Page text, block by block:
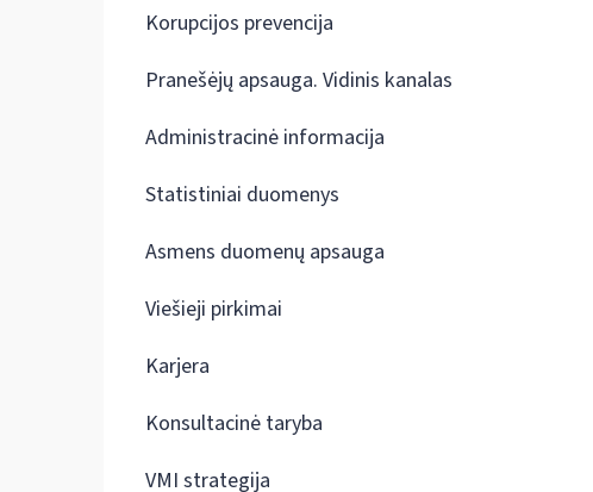
Korupcijos prevencija
Pranešėjų apsauga. Vidinis kanalas
Administracinė informacija
Statistiniai duomenys
Asmens duomenų apsauga
Viešieji pirkimai
Karjera
Konsultacinė taryba
VMI strategija